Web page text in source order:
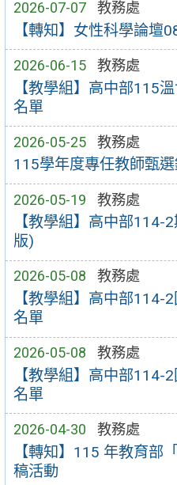
2026-07-07 教務處
【轉知】女性科學論壇
2026-06-15 教務處
【教學組】高中部115
名單
2026-05-25 教務處
115學年度專任教師甄
2026-05-19 教務處
【教學組】高中部114-
版)
2026-05-08 教務處
【教學組】高中部114-
名單
2026-05-08 教務處
【教學組】高中部114-
名單
2026-04-30 教務處
【轉知】115 年教育部
稿活動